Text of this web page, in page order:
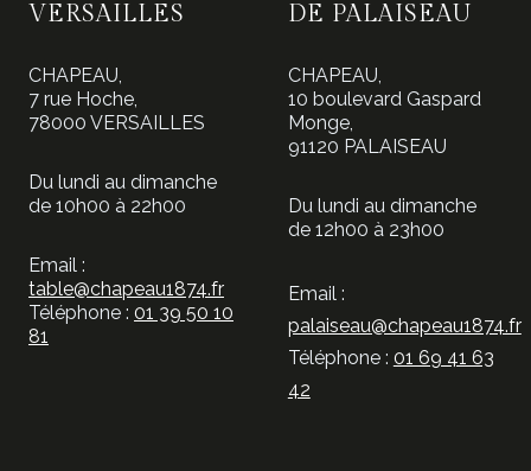
VERSAILLES
CHAPEAU,
7 rue Hoche,
78000 VERSAILLES
Du lundi au dimanche
de 10h00 à 22h00
Email :
table@chapeau1874.fr
Téléphone : 01 39 50 10
81
DE PALAISEAU
CHAPEAU,
10 boulevard Gaspard
Monge,
91120 PALAISEAU
Du lundi au dimanche
de 12h00 à 23h00
Email :
palaiseau@chapeau1874.fr
Téléphone : 01 69 41 63
42